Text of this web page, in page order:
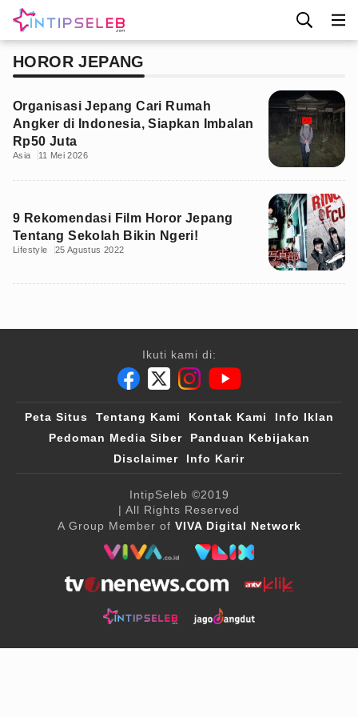
HOROR JEPANG
Organisasi Jepang Cari Rumah
Angker di Indonesia, Siapkan Imbalan
Rp50 Juta
Asia 11 Mei 2026
9 Rekomendasi Film Horor Jepang
Tentang Sekolah Bikin Ngeri!
Lifestyle 25 Agustus 2022
Ikuti kami di:
Peta Situs Tentang Kami Kontak Kami
Info Iklan
Pedoman Media Siber
Panduan Kebijakan
Disclaimer
Info Karir
IntipSeleb ©2019
| All Rights Reserved
A Group Member of VIVA Digital Network